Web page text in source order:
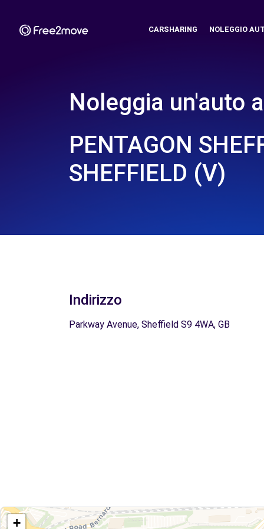
CARSHARING NOLEGGIO
Noleggia un'auto a
PENTAGON
SHEFFIELD (V)
Indirizzo
Parkway Avenue, Sheffield S9 4WA, GB
+